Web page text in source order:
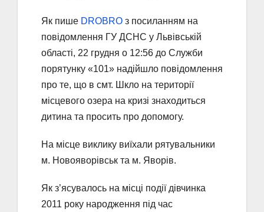
Як пише DROBRO з посиланням на
повідомлення ГУ ДСНС у Львівській
області, 22 грудня о 12:56 до Служби
порятунку «101» надійшло повідомлення
про те, що в смт. Шкло на території
місцевого озера на кризі знаходиться
дитина та просить про допомогу.
На місце виклику виїхали рятувальники
м. Новояворівськ та м. Яворів.
Як з’ясувалось на місці події дівчинка
2011 року народження під час